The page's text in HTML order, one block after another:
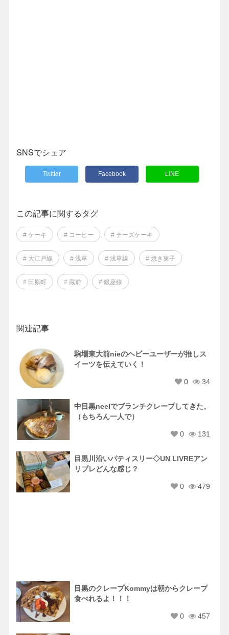
SNSでシェア
Twitter Facebook LINE
この記事に関するタグ
# ケーキ # コーヒー # チーズケーキ
# 大江戸線 # 浅草 # 浅草線 # 焼き菓子
# 田原町 # 蔵前 # 銀座線
関連記事
駒場東大前nieのヘビーユーザーが推しス
イーツを伝えていく！
0 34
中目黒neelでブランチクレープしてきた。
（もちろん一人で）
0 131
目黒川沿いパティスリー◇UN LIVREアン
リブレどんな感じ？
0 479
目黒のクレープKommyは朝からクレープ
食べれるよ！！！
0 457